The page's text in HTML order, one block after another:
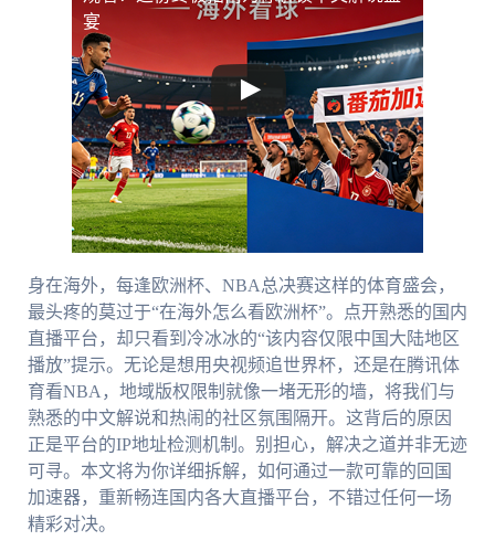
宴
身在海外，每逢欧洲杯、NBA总决赛这样的体育盛会，
最头疼的莫过于“在海外怎么看欧洲杯”。点开熟悉的国内
直播平台，却只看到冷冰冰的“该内容仅限中国大陆地区
播放”提示。无论是想用央视频追世界杯，还是在腾讯体
育看NBA，地域版权限制就像一堵无形的墙，将我们与
熟悉的中文解说和热闹的社区氛围隔开。这背后的原因
正是平台的IP地址检测机制。别担心，解决之道并非无迹
可寻。本文将为你详细拆解，如何通过一款可靠的回国
加速器，重新畅连国内各大直播平台，不错过任何一场
精彩对决。